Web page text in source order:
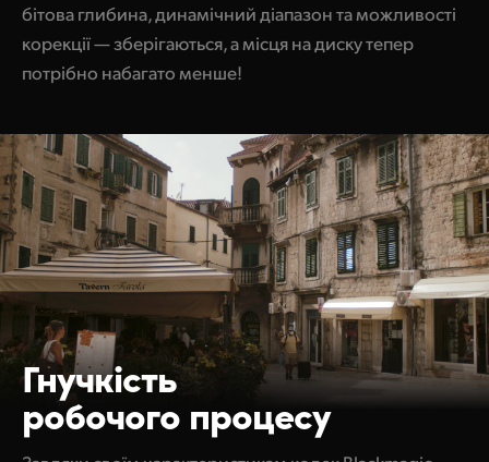
бітова глибина, динамічний діапазон та можливості
корекції — зберігаються, а місця на диску тепер
потрібно набагато менше!
Гнучкість
робочого процесу